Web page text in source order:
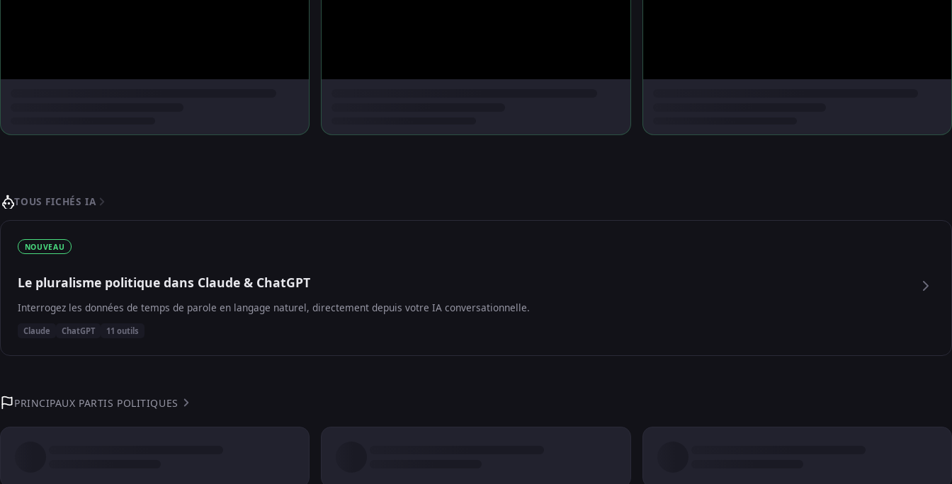
TOUS FICHÉS IA
NOUVEAU
Le pluralisme politique dans Claude & ChatGPT
Interrogez les données de temps de parole en langage naturel, directement depuis votre IA conversationnelle.
Claude ChatGPT 11 outils
PRINCIPAUX PARTIS POLITIQUES